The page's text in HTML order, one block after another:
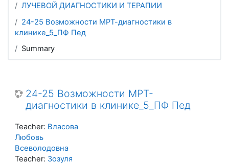
ЛУЧЕВОЙ ДИАГНОСТИКИ И ТЕРАПИИ
24-25 Возможности МРТ-диагностики в
клинике_5_ПФ Пед
Summary
24-25 Возможности МРТ-
диагностики в клинике_5_ПФ Пед
Teacher: Власова
Любовь
Всеволодовна
Teacher: Зозуля